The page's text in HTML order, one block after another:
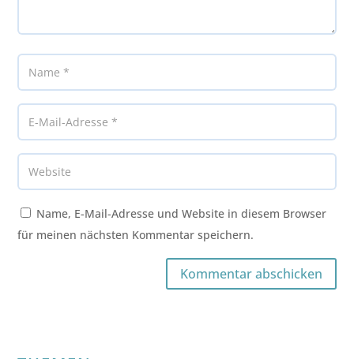
Name, E-Mail-Adresse und Website in diesem Browser
für meinen nächsten Kommentar speichern.
Kommentar abschicken